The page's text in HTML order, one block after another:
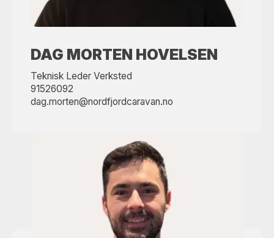
DAG MORTEN HOVELSEN
Teknisk Leder Verksted
91526092
dag.morten@nordfjordcaravan.no